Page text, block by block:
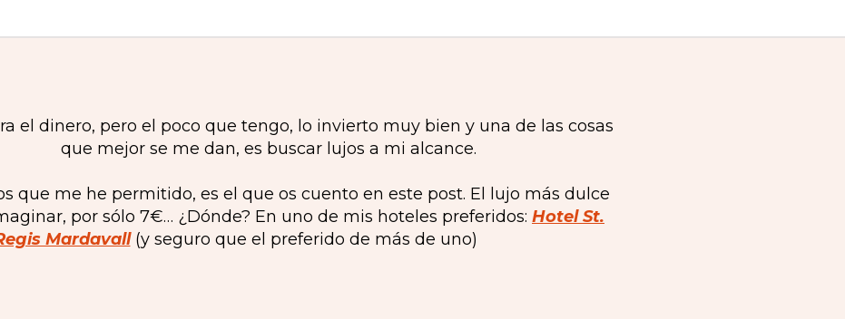
el dinero, pero el poco que tengo, lo invierto muy bien y una de las cosas
que mejor se me dan, es buscar lujos a mi alcance.
que me he permitido, es el que os cuento en este post. El lujo más dulce
por sólo 7€… ¿Dónde? En uno de mis hoteles preferidos: Hotel St.
Mardavall(y seguro que el preferido de más de uno)